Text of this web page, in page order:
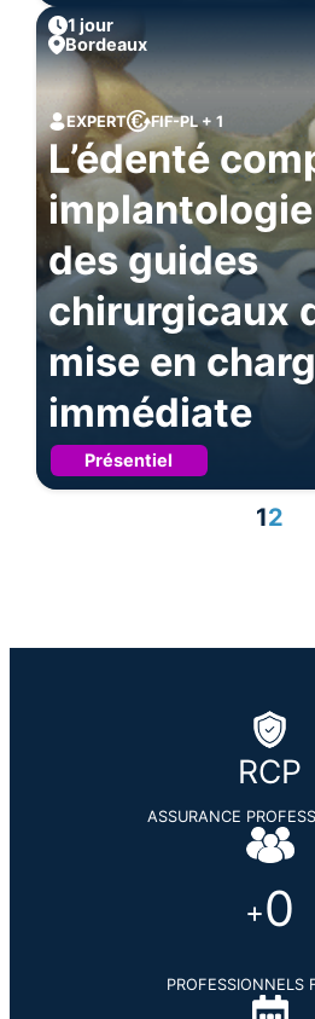
1 jour
Bordeaux
EXPERT FIF-PL + 1
L’édenté
des guides
chirurgicaux
mise en
immédiate
Présentiel
12
RCP
ASSURANCE
+0
PROFESSIONNELS